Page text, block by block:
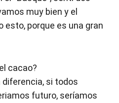
muy bien y el
esto, porque es una gran
cacao?
diferencia, si todos
futuro, seríamos